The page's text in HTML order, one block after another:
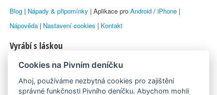
Blog | Nápady & připomínky | Aplikace pro Android / iPhone |
Nápověda | Nastavení cookies | Kontakt
Vyrábí s láskou
© 2010–2026 byLukáš Zemanaka Emka
Máme rádi
Cookies na Pivním deníčku
Ahoj, používáme nezbytná cookies pro zajištění
správné funkčnosti Pivního deníčku. Abychom mohli